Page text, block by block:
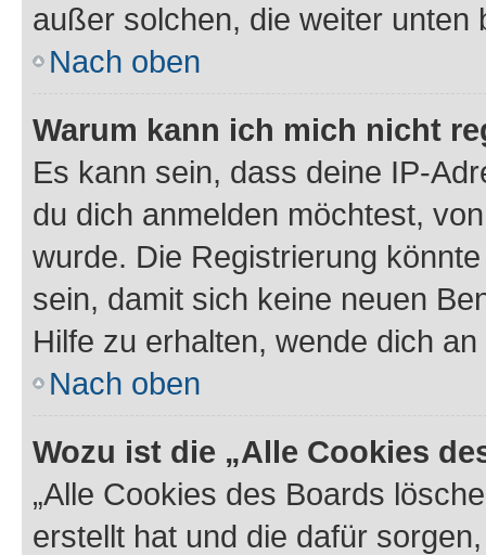
außer solchen, die weiter unten
Nach oben
Warum kann ich mich nicht
Es kann sein, dass deine IP-
du dich anmelden möchtest,
wurde. Die Registrierung
sein, damit sich keine neuen
Hilfe zu erhalten, wende dich
Nach oben
Wozu ist die „Alle Cookies
„Alle Cookies des Boards
erstellt hat und die dafür